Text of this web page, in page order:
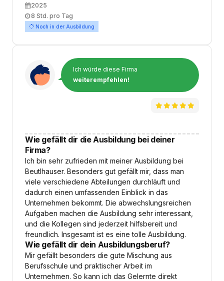
Ausbildungsbeginn
2025
Arbeitszeit
8 Std. pro Tag
Noch in der Ausbildung
Ich würde diese Firma
weiterempfehlen!
Wie gefällt dir die Ausbildung bei deiner
Firma?
Ich bin sehr zufrieden mit meiner Ausbildung bei
Beutlhauser. Besonders gut gefällt mir, dass man
viele verschiedene Abteilungen durchläuft und
dadurch einen umfassenden Einblick in das
Unternehmen bekommt. Die abwechslungsreichen
Aufgaben machen die Ausbildung sehr interessant,
und die Kollegen sind jederzeit hilfsbereit und
freundlich. Insgesamt ist es eine tolle Ausbildung.
Wie gefällt dir dein Ausbildungsberuf?
Mir gefällt besonders die gute Mischung aus
Berufsschule und praktischer Arbeit im
Unternehmen. So kann ich das Gelernte direkt